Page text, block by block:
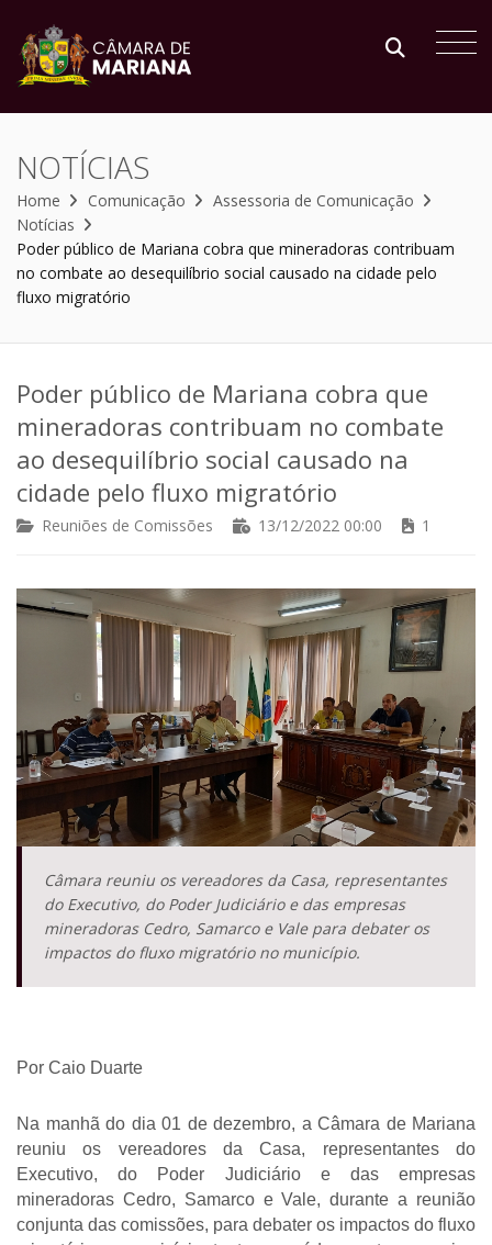
NOTÍCIAS
Home Comunicação
Assessoria de Comunicação
Notícias
Poder público de Mariana cobra que mineradoras contribuam
no combate ao desequilíbrio social causado na cidade pelo
fluxo migratório
Poder público de Mariana cobra que
mineradoras contribuam no combate
ao desequilíbrio social causado na
cidade pelo fluxo migratório
Reuniões de Comissões 13/12/2022 00:00 1
Câmara reuniu os vereadores da Casa, representantes
do Executivo, do Poder Judiciário e das empresas
mineradoras Cedro, Samarco e Vale para debater os
impactos do fluxo migratório no município.
Por Caio Duarte
Na manhã do dia 01 de dezembro, a Câmara de Mariana
reuniu os vereadores da Casa, representantes do
Executivo, do Poder Judiciário e das empresas
mineradoras Cedro, Samarco e Vale, durante a reunião
conjunta das comissões, para debater os impactos do fluxo